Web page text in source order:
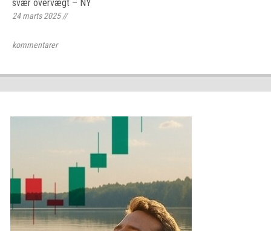
svær overvægt – NY
24 marts 2025//
kommentarer